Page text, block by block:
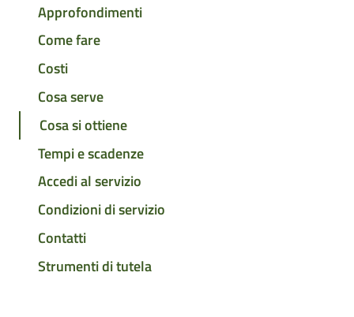
Approfondimenti
Come fare
Costi
Cosa serve
Cosa si ottiene
Tempi e scadenze
Accedi al servizio
Condizioni di servizio
Contatti
Strumenti di tutela